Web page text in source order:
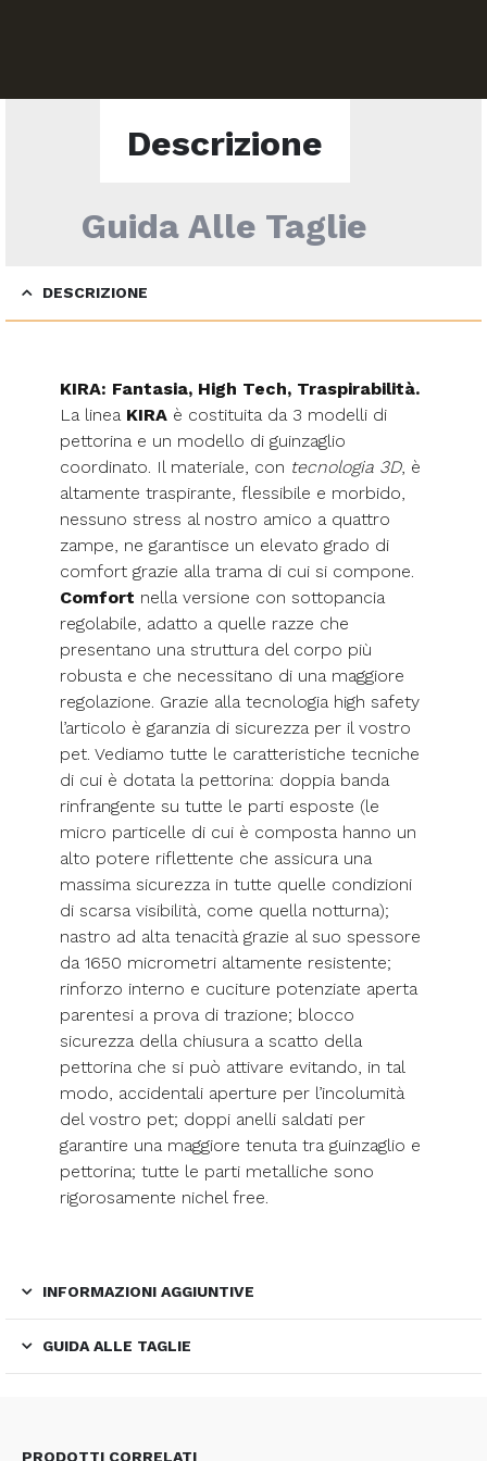
Descrizione
Guida Alle Taglie
DESCRIZIONE
KIRA: Fantasia, High Tech, Traspirabilità.
La linea KIRA è costituita da 3 modelli di
pettorina e un modello di guinzaglio
coordinato. Il materiale, con tecnologia 3D, è
altamente traspirante, flessibile e morbido,
nessuno stress al nostro amico a quattro
zampe, ne garantisce un elevato grado di
comfort grazie alla trama di cui si compone.
Comfort nella versione con sottopancia
regolabile, adatto a quelle razze che
presentano una struttura del corpo più
robusta e che necessitano di una maggiore
regolazione. Grazie alla tecnologia high safety
l’articolo è garanzia di sicurezza per il vostro
pet. Vediamo tutte le caratteristiche tecniche
di cui è dotata la pettorina: doppia banda
rinfrangente su tutte le parti esposte (le
micro particelle di cui è composta hanno un
alto potere riflettente che assicura una
massima sicurezza in tutte quelle condizioni
di scarsa visibilità, come quella notturna);
nastro ad alta tenacità grazie al suo spessore
da 1650 micrometri altamente resistente;
rinforzo interno e cuciture potenziate aperta
parentesi a prova di trazione; blocco
sicurezza della chiusura a scatto della
pettorina che si può attivare evitando, in tal
modo, accidentali aperture per l’incolumità
del vostro pet; doppi anelli saldati per
garantire una maggiore tenuta tra guinzaglio e
pettorina; tutte le parti metalliche sono
rigorosamente nichel free.
INFORMAZIONI AGGIUNTIVE
GUIDA ALLE TAGLIE
PRODOTTI CORRELATI